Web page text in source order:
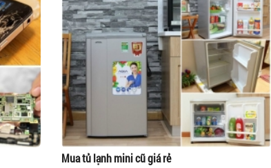
Mua tủ lạnh mini cũ giá rẻ